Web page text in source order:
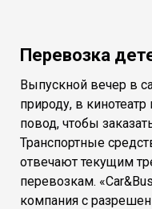
Перевозка
Выпускной вечер в
природу, в
повод, чтобы
Транспортные
отвечают текущим
перевозкам.
компания с